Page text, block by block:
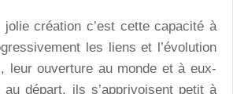
création c’est cette capacité à
les liens et l’évolution
leur ouverture au monde et à eux-
au départ, ils s’apprivoisent petit à